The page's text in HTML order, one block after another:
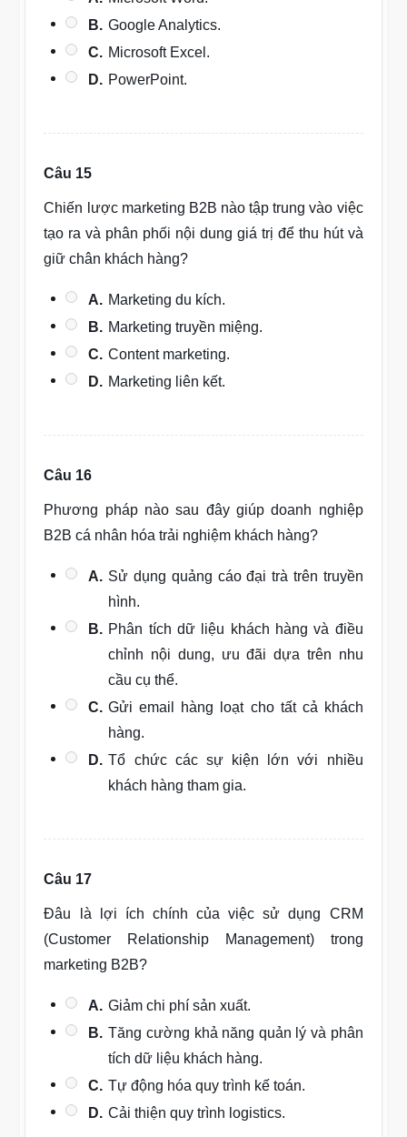
B. Google Analytics.
C. Microsoft Excel.
D. PowerPoint.
Câu 15
Chiến lược marketing B2B nào tập trung vào việc
tạo ra và phân phối nội dung giá trị để thu hút và
giữ chân khách hàng?
A. Marketing du kích.
B. Marketing truyền miệng.
C. Content marketing.
D. Marketing liên kết.
Câu 16
Phương pháp nào sau đây giúp doanh nghiệp
B2B cá nhân hóa trải nghiệm khách hàng?
A. Sử dụng quảng cáo đại trà trên truyền
hình.
B. Phân tích dữ liệu khách hàng và điều
chỉnh nội dung, ưu đãi dựa trên nhu
cầu cụ thể.
C. Gửi email hàng loạt cho tất cả khách
hàng.
D. Tổ chức các sự kiện lớn với nhiều
khách hàng tham gia.
Câu 17
Đâu là lợi ích chính của việc sử dụng CRM
(Customer Relationship Management) trong
marketing B2B?
A. Giảm chi phí sản xuất.
B. Tăng cường khả năng quản lý và phân
tích dữ liệu khách hàng.
C. Tự động hóa quy trình kế toán.
D. Cải thiện quy trình logistics.